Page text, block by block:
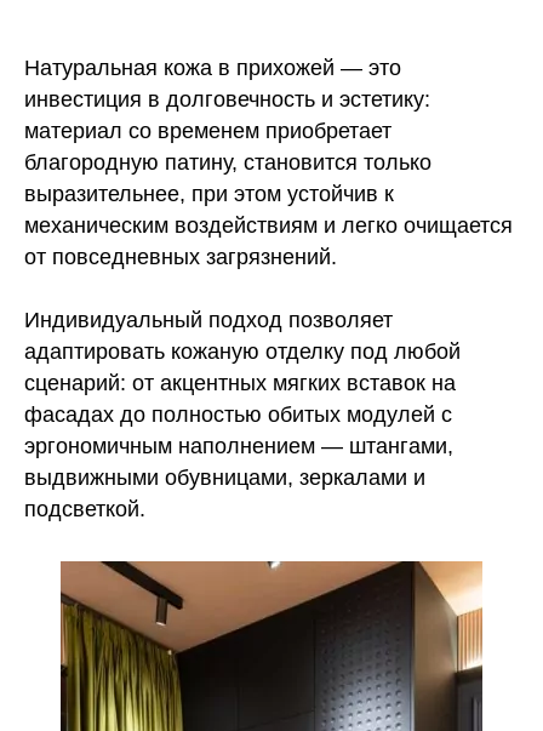
Натуральная кожа в прихожей — это
инвестиция в долговечность и эстетику:
материал со временем приобретает
благородную патину, становится только
выразительнее, при этом устойчив к
механическим воздействиям и легко очищается
от повседневных загрязнений.
Индивидуальный подход позволяет
адаптировать кожаную отделку под любой
сценарий: от акцентных мягких вставок на
фасадах до полностью обитых модулей с
эргономичным наполнением — штангами,
выдвижными обувницами, зеркалами и
подсветкой.